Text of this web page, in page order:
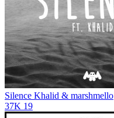
Silence Khalid & marshmello
37K 19